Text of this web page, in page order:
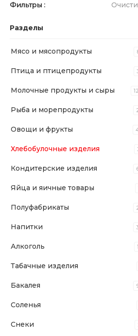
Фильтры :
Разделы
Мясо и мясопродукты
Птица и птицепродукты
Молочные продукты и сыры
Рыба и морепродукты
Овощи и фрукты
Хлебобулочные изделия
Кондитерские изделия
Яйца и яичные товары
Полуфабрикаты
Напитки
Алкоголь
Табачные изделия
Бакалея
Соленья
Снеки